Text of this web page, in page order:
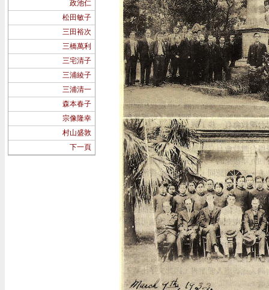
政池仁
松田敏子
三田裕次
三橋萬利
三宅清子
三浦綾子
三浦清一
森本春子
宗像隆幸
村山盛敦
下一頁